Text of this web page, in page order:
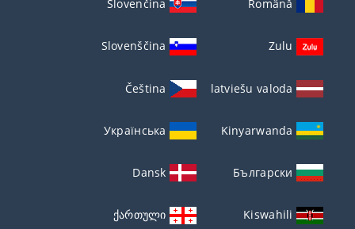
Română
Slovenčina
Zulu
Slovenščina
latviešu valoda
Čeština
Kinyarwanda
Українська
Български
Dansk
Kiswahili
ქართული